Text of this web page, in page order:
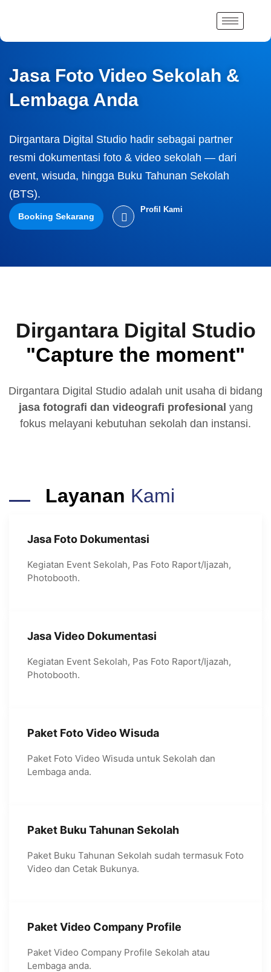
Jasa Foto Video Sekolah &
Lembaga Anda
Dirgantara Digital Studio hadir sebagai partner
resmi dokumentasi foto & video sekolah — dari
event, wisuda, hingga Buku Tahunan Sekolah
(BTS).
Booking Sekarang
Profil Kami
Dirgantara Digital Studio
"Capture the moment"
Dirgantara Digital Studio adalah unit usaha di bidang
jasa fotografi dan videografi profesional yang
fokus melayani kebutuhan sekolah dan instansi.
Layanan Kami
Jasa Foto Dokumentasi
Kegiatan Event Sekolah, Pas Foto Raport/Ijazah,
Photobooth.
Jasa Video Dokumentasi
Kegiatan Event Sekolah, Pas Foto Raport/Ijazah,
Photobooth.
Paket Foto Video Wisuda
Paket Foto Video Wisuda untuk Sekolah dan
Lembaga anda.
Paket Buku Tahunan Sekolah
Paket Buku Tahunan Sekolah sudah termasuk Foto
Video dan Cetak Bukunya.
Paket Video Company Profile
Paket Video Company Profile Sekolah atau
Lembaga anda.